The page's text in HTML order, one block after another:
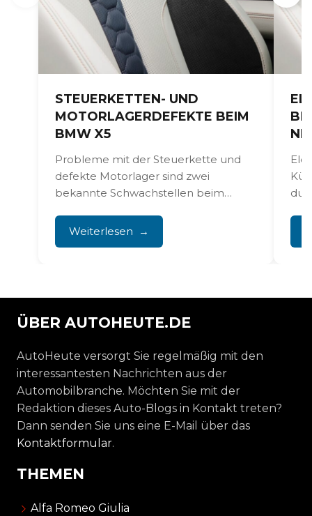
STEUERKETTEN- UND
MOTORLAGERDEFEKTE BEIM
BMW X5
Probleme mit der Steuerkette und
defekte Motorlager sind zwei
bekannte Schwachstellen beim
Weiterlesen
ÜBER AUTOHEUTE.DE
AutoHeute versorgt Sie regelmäßig mit den
interessantesten Nachrichten aus der
Automobilbranche. Möchten Sie mit der
Redaktion dieses Auto-Blogs in Kontakt treten?
Dann senden Sie uns eine E-Mail über das
Kontaktformular.
THEMEN
Alfa Romeo Giulia